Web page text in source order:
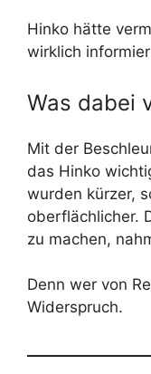
Hinko hätte
wirklich
Was dabei
Mit der
das Hinko
wurden kürzer,
oberflächlicher.
zu machen,
Denn wer von
Widerspruch.